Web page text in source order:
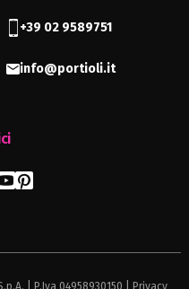
+39 02 9589751
info@portioli.it
| P.Iva 04958930150 | Privacy